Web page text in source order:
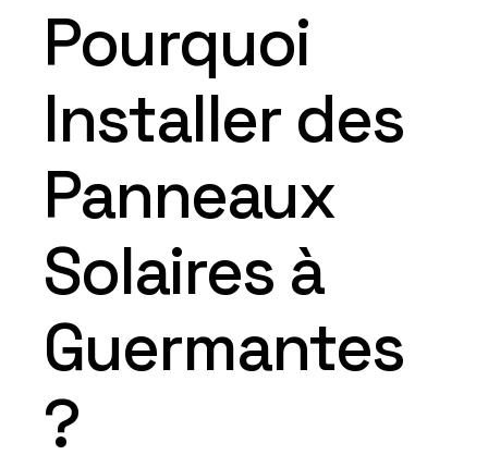
Pourquoi
Installer des
Panneaux
Solaires à
Guermantes
?